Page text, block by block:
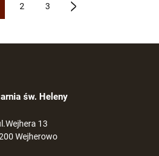
2 3
św. Heleny
13
Wejherowo